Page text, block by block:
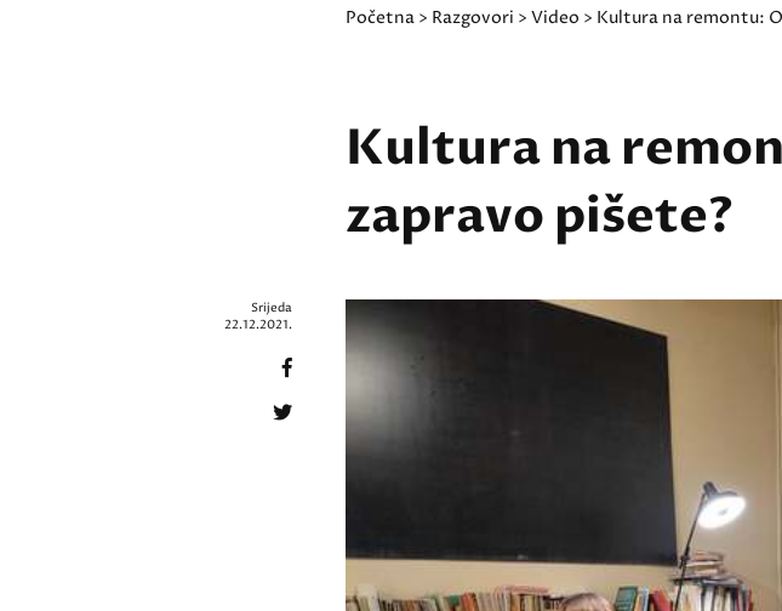
Početna > Razgovori >Video > Kultura na remontu:
Kultura na
zapravo pišete?
Srijeda
22.12.2021.